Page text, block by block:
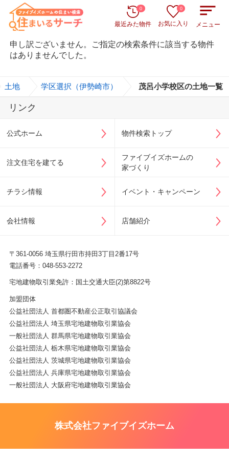
最近みた物件
0
お気に入り
0
メニュー
申し訳ございません。ご指定の検索条件に該当する物件
はありませんでした。
土地 学区選択（伊勢崎市） 茂呂小学校区の土地一覧
リンク
公式ホーム 物件検索トップ
注文住宅を建てる
ファイブイズホームの
家づくり
チラシ情報 イベント・キャンペーン
会社情報 店舗紹介
〒361-0056 埼玉県行田市持田3丁目2番17号
電話番号：048-553-2272
宅地建物取引業免許：国土交通大臣(2)第8822号
加盟団体
公益社団法人 首都圏不動産公正取引協議会
公益社団法人 埼玉県宅地建物取引業協会
一般社団法人 群馬県宅地建物取引業協会
公益社団法人 栃木県宅地建物取引業協会
公益社団法人 茨城県宅地建物取引業協会
公益社団法人 兵庫県宅地建物取引業協会
一般社団法人 大阪府宅地建物取引業協会
株式会社ファイブイズホーム